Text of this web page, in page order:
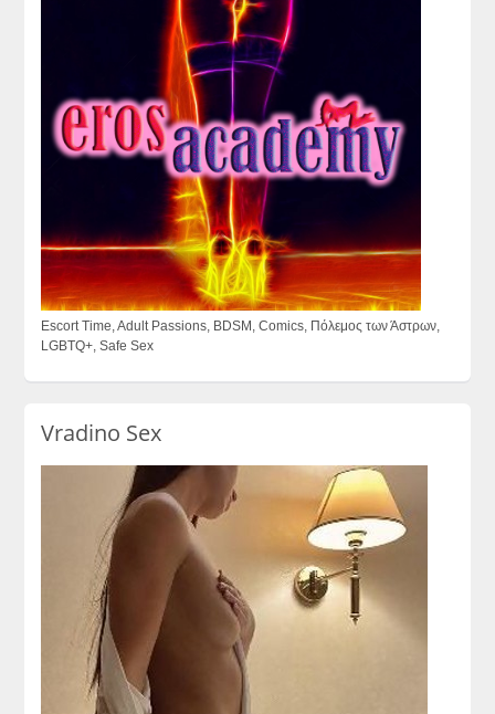
Escort Time, Adult Passions, BDSM, Comics, Πόλεμος των Άστρων,
LGBTQ+, Safe Sex
Vradino Sex